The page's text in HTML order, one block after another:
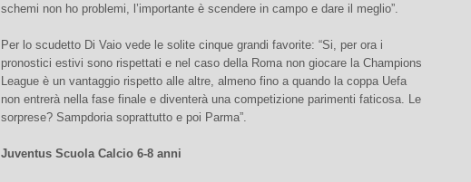
schemi non ho problemi, l’importante è scendere in campo e dare il meglio”.
Per lo scudetto Di Vaio vede le solite cinque grandi favorite: “Si, per ora i
pronostici estivi sono rispettati e nel caso della Roma non giocare la Champions
League è un vantaggio rispetto alle altre, almeno fino a quando la coppa Uefa
non entrerà nella fase finale e diventerà una competizione parimenti faticosa. Le
sorprese? Sampdoria soprattutto e poi Parma”.
Juventus Scuola Calcio 6-8 anni